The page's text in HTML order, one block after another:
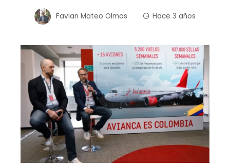
Favian Mateo Olmos Hace 3 años